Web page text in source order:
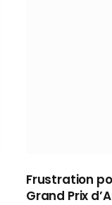
Frustration
Grand Prix